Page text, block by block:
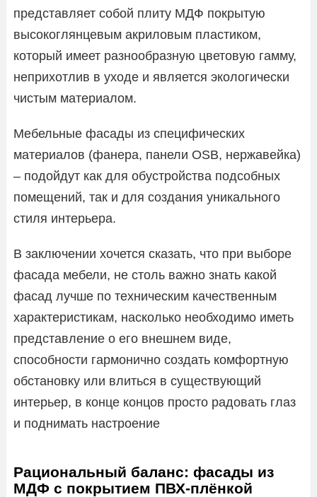
представляет собой плиту МДФ покрытую
высокоглянцевым акриловым пластиком,
который имеет разнообразную цветовую гамму,
неприхотлив в уходе и является экологически
чистым материалом.
Мебельные фасады из специфических
материалов (фанера, панели OSB, нержавейка)
– подойдут как для обустройства подсобных
помещений, так и для создания уникального
стиля интерьера.
В заключении хочется сказать, что при выборе
фасада мебели, не столь важно знать какой
фасад лучше по техническим качественным
характеристикам, насколько необходимо иметь
представление о его внешнем виде,
способности гармонично создать комфортную
обстановку или влиться в существующий
интерьер, в конце концов просто радовать глаз
и поднимать настроение
Рациональный баланс: фасады из
МДФ с покрытием ПВХ-плёнкой